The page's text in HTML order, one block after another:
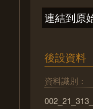
連結到原
後設資料
資料識別：